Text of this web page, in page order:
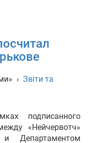
› Звіти та
подписанного
«Нейчервотч»
и Департаментом